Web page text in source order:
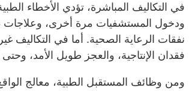
في التكاليف المباشرة، تؤدي الأخطاء
ودخول المستشفيات مرة أخرى، وعلاجات
نفقات الرعاية الصحية. أما في التكاليف
فقدان الإنتاجية، والعجز طويل الأمد،
ومن وظائف المستقبل الطبية، معالج